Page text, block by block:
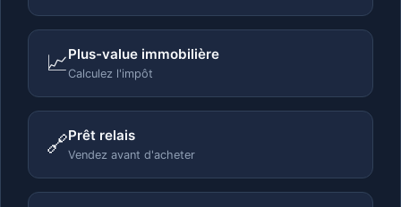
📈Plus-value immobilière
Calculez l'impôt
🔗Prêt relais
Vendez avant d'acheter